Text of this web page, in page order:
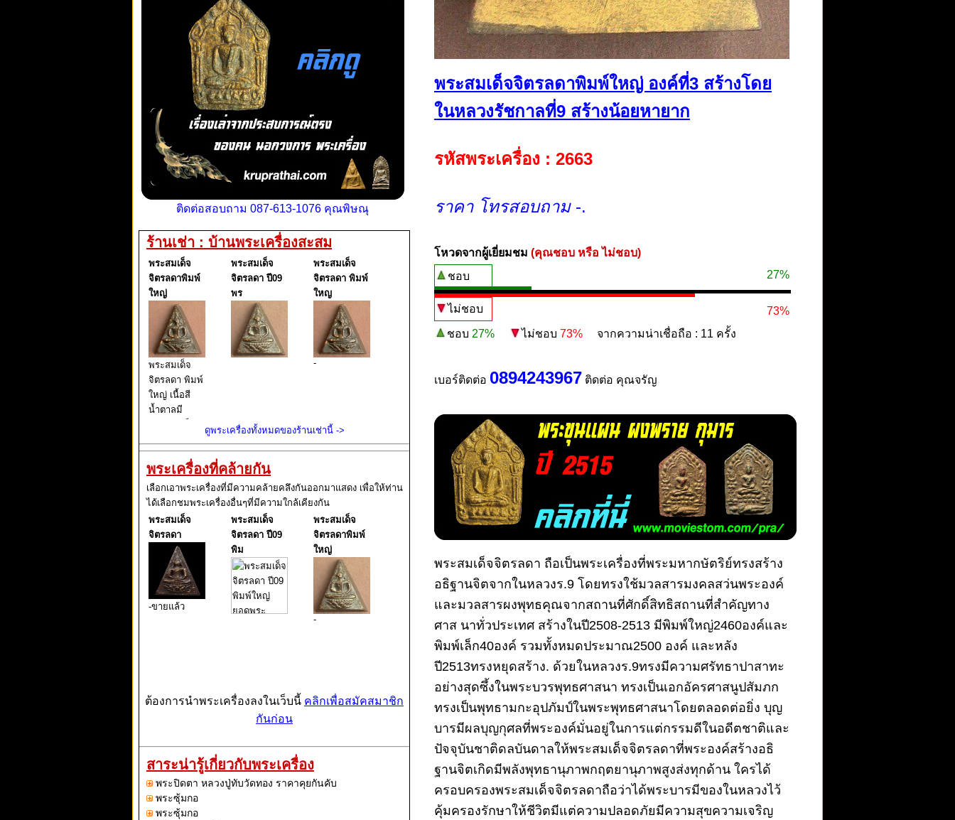
ติดต่อสอบถาม 087-613-1076 คุณพิษณุ
ร้านเช่า : บ้านพระเครื่องสะสม
พระสมเด็จ
จิตรลดาพิมพ์
ใหญ่
พระสมเด็จ
จิตรลดา พิมพ์
ใหญ่ เนื้อสี
น้ำตาลมี
สม่ำเสมอดู
สวยมากมาก
ด้านหลังปิด
ทองยังเหลือ
เต็ม สมบูรณ์
มาก พบยาก
พระสมเด็จ
จิตรลดา ปี09
พร
พระสมเด็จ
จิตรลดา พิมพ์
ใหญ
-
ดูพระเครื่องทั้งหมดของร้านเช่านี้ ->
พระเครื่องที่คล้ายกัน
เลือกเอาพระเครื่องที่มีความคล้ายคลึงกันออกมาแสดง เพื่อให้ท่าน
ได้เลือกชมพระเครื่องอื่นๆที่มีความใกล้เคียงกัน
พระสมเด็จ
จิตรลดา
-ขายแล้ว
พระสมเด็จ
จิตรลดา ปี09
พิม
พระสมเด็จ
จิตรลดาพิมพ์
ใหญ่
-
ต้องการนำพระเครื่องลงในเว็บนี้ คลิกเพื่อสมัคสมาชิก
กันก่อน
สาระน่ารู้เกี่ยวกับพระเครื่อง
พระปิดตา หลวงปู่ทับวัดทอง ราคาคุยกันคับ
พระซุ้มกอ
พระซุ้มกอ
พระสมเด็จจิตรลดาพิมพ์ใหญ่ องค์ที่3 สร้างโดย
ในหลวงรัชกาลที่9 สร้างน้อยหายาก
รหัสพระเครื่อง : 2663
ราคา โทรสอบถาม-.
โหวดจากผู้เยี่ยมชม (คุณชอบ หรือ ไม่ชอบ)
ชอบ
27%
ไม่ชอบ
73%
ชอบ 27% ไม่ชอบ 73% จากความน่าเชื่อถือ : 11 ครั้ง
เบอร์ติดต่อ 0894243967 ติดต่อ คุณจรัญ
พระสมเด็จจิตรลดา ถือเป็นพระเครื่องที่พระมหากษัตริย์ทรงสร้าง
อธิฐานจิตจากในหลวงร.9 โดยทรงใช้มวลสารมงคลสว่นพระองค์
และมวลสารผงพุทธคุณจากสถานที่ศักดิ์สิทธิสถานที่สำคัญทาง
ศาส นาทั่วประเทศ สร้างในปี2508-2513 มีพิมพ์ใหญ่2460องค์และ
พิมพ์เล็ก40องค์ รวมทั้งหมดประมาณ2500 องค์ และหลัง
ปี2513ทรงหยุดสร้าง. ด้วยในหลวงร.9ทรงมีความศรัทธาปาสาทะ
อย่างสุดซึ้งในพระบวรพุทธศาสนา ทรงเป็นเอกอัครศาสนูปสัมภก
ทรงเป็นพุทธามกะอุปภัมป์ในพระพุทธศาสนาโดยตลอดต่อยิ่ง บุญ
บารมีผลบุญกุศลที่พระองค์มั่นอยู่ในการแต่กรรมดีในอดีตชาติและ
ปัจจุบันชาติดลบันดาลให้พระสมเด็จจิตรลดาที่พระองค์สร้างอธิ
ฐานจิตเกิดมีพลังพุทธานุภาพกฤตยานุภาพสูงส่งทุกด้าน ใครได้
ครอบครองพระสมเด็จจิตรลดาถือว่าได้พระบารมีของในหลวงไว้
คุ้มครองรักษาให้ชีวิตมีแต่ความปลอดภัยมีความสุขความเจริญ